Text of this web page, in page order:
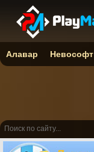
Алавар Невософт